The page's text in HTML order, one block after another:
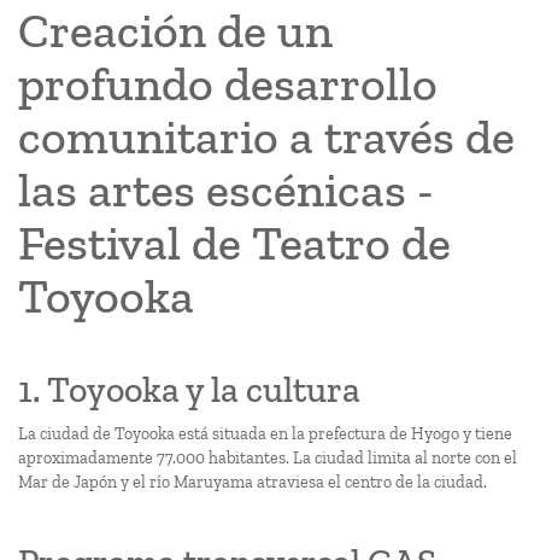
Creación de un
profundo desarrollo
comunitario a través de
las artes escénicas -
Festival de Teatro de
Toyooka
1. Toyooka y la cultura
La ciudad de Toyooka está situada en la prefectura de Hyogo y tiene
aproximadamente 77.000 habitantes. La ciudad limita al norte con el
Mar de Japón y el río Maruyama atraviesa el centro de la ciudad.